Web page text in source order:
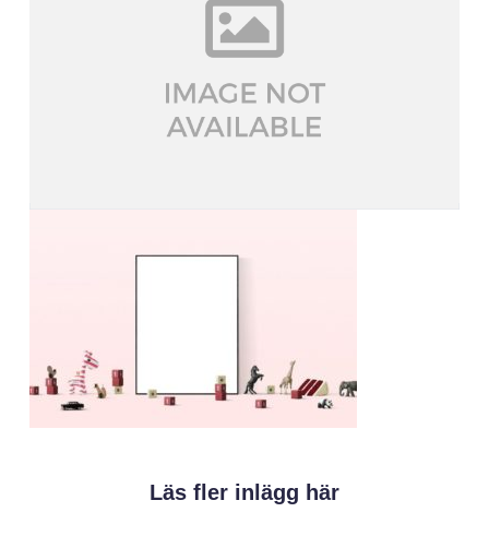
Läs fler inlägg här